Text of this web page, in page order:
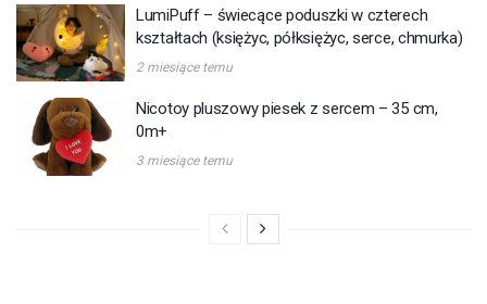
LumiPuff – świecące poduszki w czterech
kształtach (księżyc, półksiężyc, serce, chmurka)
2 miesiące temu
Nicotoy pluszowy piesek z sercem – 35 cm,
0m+
3 miesiące temu